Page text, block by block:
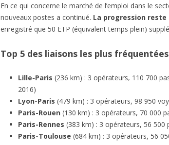
En ce qui concerne le marché de l’emploi dans le
nouveaux postes a continué. La progression
enregistré que 50 ETP (équivalent temps plein)
Top 5 des liaisons les plus
Lille-Paris (236 km) : 3 opérateurs, 110 700
2016)
Lyon-Paris (479 km) : 3 opérateurs, 98 950
Paris-Rouen (130 km) : 3 opérateurs, 70 000
Paris-Rennes (383 km) : 3 opérateurs, 56 500
Paris-Toulouse (684 km) : 3 opérateurs, 56